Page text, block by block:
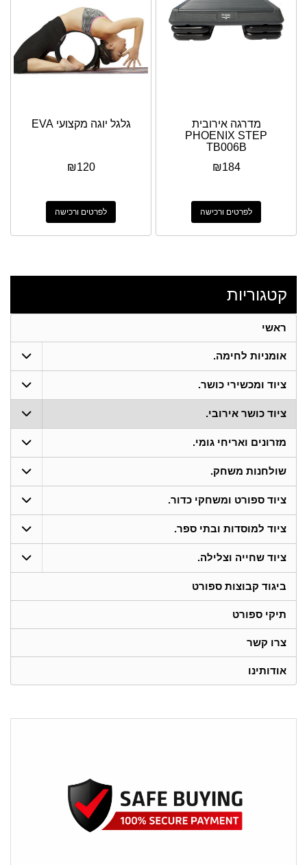
מדרגה אירובית
PHOENIX STEP
TB006B
₪184
לפרטים ורכישה
גלגל יוגה מקצועי EVA
₪120
לפרטים ורכישה
קטגוריות
ראשי
אומניות לחימה.
ציוד ומכשירי כושר.
ציוד כושר אירובי.
מזרונים ואריחי גומי.
שולחנות משחק.
ציוד ספורט ומשחקי כדור.
ציוד למוסדות ובתי ספר.
ציוד שחייה וצלילה.
ביגוד קבוצות ספורט
תיקי ספורט
צרו קשר
אודותינו